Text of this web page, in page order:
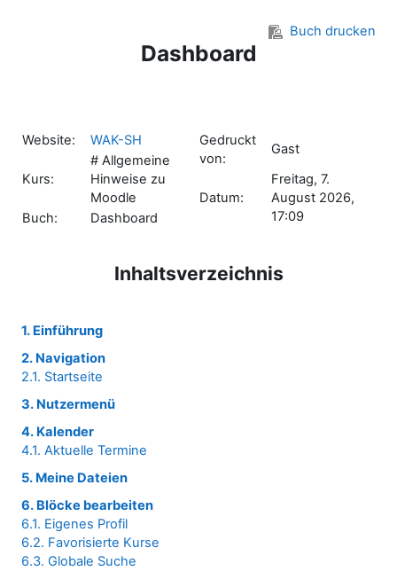
Buch drucken
Dashboard
Website: WAK-SH
Kurs:
# Allgemeine
Hinweise zu
Moodle
Buch:
Dashboard
Gedruckt
von:
Gast
Datum:
Freitag, 7.
August 2026,
17:09
Inhaltsverzeichnis
1. Einführung
2. Navigation
2.1. Startseite
3. Nutzermenü
4. Kalender
4.1. Aktuelle Termine
5. Meine Dateien
6. Blöcke bearbeiten
6.1. Eigenes Profil
6.2. Favorisierte Kurse
6.3. Globale Suche